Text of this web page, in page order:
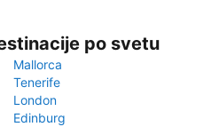
po svetu
Mallorca
Tenerife
London
Edinburg